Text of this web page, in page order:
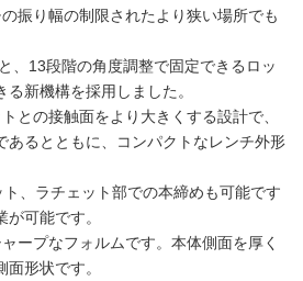
振り幅の制限されたより狭い場所でも
、13段階の角度調整で固定できるロッ
新機構を採用しました。
との接触面をより大きくする設計で、
あるとともに、コンパクトなレンチ外形
、ラチェット部での本締めも可能です
可能です。
ープなフォルムです。本体側面を厚く
形状です。